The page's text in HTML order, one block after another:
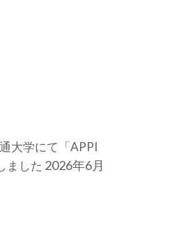
大学にて「APPI
ました 2026年6月